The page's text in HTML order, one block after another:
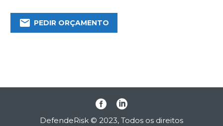
 PEDIR ORÇAMENTO
DefendeRisk © 2023, Todos os direitos